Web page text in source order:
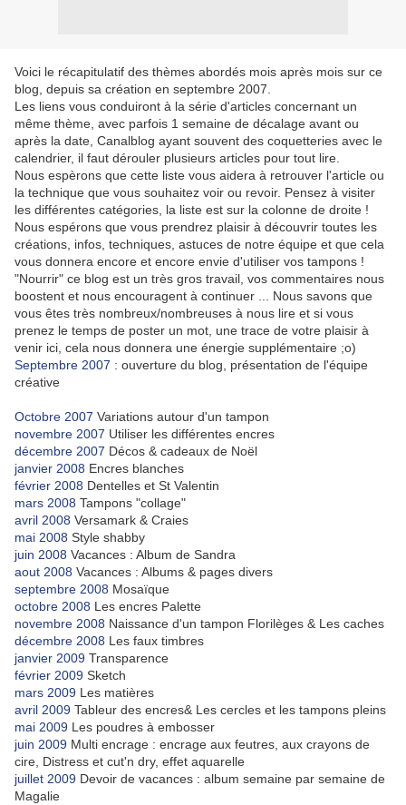
Voici le récapitulatif des thèmes abordés mois après mois sur ce
blog, depuis sa création en septembre 2007.
Les liens vous conduiront à la série d'articles concernant un
même thème, avec parfois 1 semaine de décalage avant ou
après la date, Canalblog ayant souvent des coquetteries avec le
calendrier, il faut dérouler plusieurs articles pour tout lire.
Nous espèrons que cette liste vous aidera à retrouver l'article ou
la technique que vous souhaitez voir ou revoir. Pensez à visiter
les différentes catégories, la liste est sur la colonne de droite !
Nous espérons que vous prendrez plaisir à découvrir toutes les
créations, infos, techniques, astuces de notre équipe et que cela
vous donnera encore et encore envie d'utiliser vos tampons !
"Nourrir" ce blog est un très gros travail, vos commentaires nous
boostent et nous encouragent à continuer ... Nous savons que
vous êtes très nombreux/nombreuses à nous lire et si vous
prenez le temps de poster un mot, une trace de votre plaisir à
venir ici, cela nous donnera une énergie supplémentaire ;o)
Septembre 2007 : ouverture du blog, présentation de l'équipe
créative
Octobre 2007 Variations autour d'un tampon
novembre 2007 Utiliser les différentes encres
décembre 2007 Décos & cadeaux de Noël
janvier 2008 Encres blanches
février 2008 Dentelles et St Valentin
mars 2008 Tampons "collage"
avril 2008 Versamark & Craies
mai 2008 Style shabby
juin 2008 Vacances : Album de Sandra
aout 2008 Vacances : Albums & pages divers
septembre 2008 Mosaïque
octobre 2008 Les encres Palette
novembre 2008 Naissance d'un tampon Florilèges & Les caches
décembre 2008 Les faux timbres
janvier 2009 Transparence
février 2009 Sketch
mars 2009 Les matières
avril 2009 Tableur des encres& Les cercles et les tampons pleins
mai 2009 Les poudres à embosser
juin 2009 Multi encrage : encrage aux feutres, aux crayons de
cire, Distress et cut'n dry, effet aquarelle
juillet 2009 Devoir de vacances : album semaine par semaine de
Magalie